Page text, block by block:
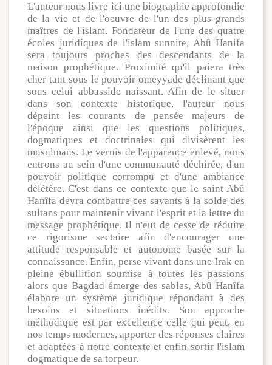
L'auteur nous livre ici une biographie approfondie
de la vie et de l'oeuvre de l'un des plus grands
maîtres de l'islam. Fondateur de l'une des quatre
écoles juridiques de l'islam sunnite, Abû Hanifa
sera toujours proches des descendants de la
maison prophétique. Proximité qu'il paiera très
cher tant sous le pouvoir omeyyade déclinant que
sous celui abbasside naissant. Afin de le situer
dans son contexte historique, l'auteur nous
dépeint les courants de pensée majeurs de
l'époque ainsi que les questions politiques,
dogmatiques et doctrinales qui divisèrent les
musulmans. Le vernis de l'apparence enlevé, nous
entrons au sein d'une communauté déchirée, d'un
pouvoir politique corrompu et d'une ambiance
délétère. C'est dans ce contexte que le saint Abû
Hanîfa devra combattre ces savants à la solde des
sultans pour maintenir vivant l'esprit et la lettre du
message prophétique. Il n'eut de cesse de réduire
ce rigorisme sectaire afin d'encourager une
attitude responsable et autonome basée sur la
connaissance. Enfin, perse vivant dans une Irak en
pleine ébullition soumise à toutes les passions
alors que Bagdad émerge des sables, Abû Hanîfa
élabore un système juridique répondant à des
besoins et situations inédits. Son approche
méthodique est par excellence celle qui peut, en
nos temps modernes, apporter des réponses claires
et adaptées à notre contexte et enfin sortir l'islam
dogmatique de sa torpeur.